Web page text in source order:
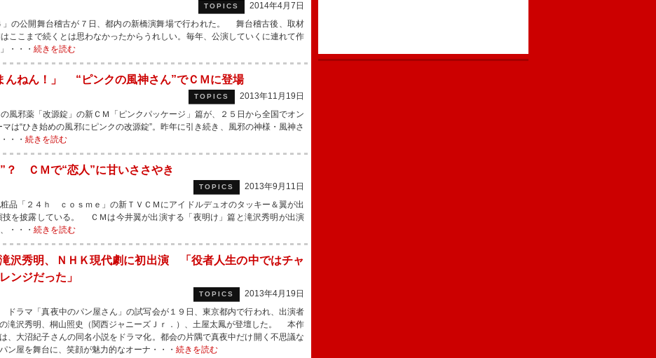
TOPICS
2014年4月7日
の公開舞台稽古が７日、都内の新橋演舞場で行われた。 舞台稽古後、取材
ここまで続くとは思わなかったからうれしい。毎年、公演していくに連れて作
・・・ 続きを読む
んねん！」 “ピンクの風神さん”でＣＭに登場
TOPICS
2013年11月19日
風邪薬「改源錠」の新ＣＭ「ピンクパッケージ」篇が、２５日から全国でオン
“ひき始めの風邪にピンクの改源錠”。昨年に引き続き、風邪の神様・風神さ
・・ 続きを読む
”？ ＣＭで“恋人”に甘いささやき
TOPICS
2013年9月11日
品「２４ｈ ｃｏｓｍｅ」の新ＴＶＣＭにアイドルデュオのタッキー＆翼が出
技を披露している。 ＣＭは今井翼が出演する「夜明け」篇と滝沢秀明が出演
・・・ 続きを読む
滝沢秀明、ＮＨＫ現代劇に初出演 「役者人生の中ではチャ
レンジだった」
TOPICS
2013年4月19日
ドラマ「真夜中のパン屋さん」の試写会が１９日、東京都内で行われ、出演者
の滝沢秀明、桐山照史（関西ジャニーズＪｒ．）、土屋太鳳が登壇した。 本作
は、大沼紀子さんの同名小説をドラマ化。都会の片隅で真夜中だけ開く不思議な
パン屋を舞台に、笑顔が魅力的なオーナ・・・ 続きを読む